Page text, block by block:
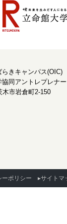
きキャンパス(OIC)
同アントレプレナ
木市岩倉町2-150
ーポリシー ▸サイトマ